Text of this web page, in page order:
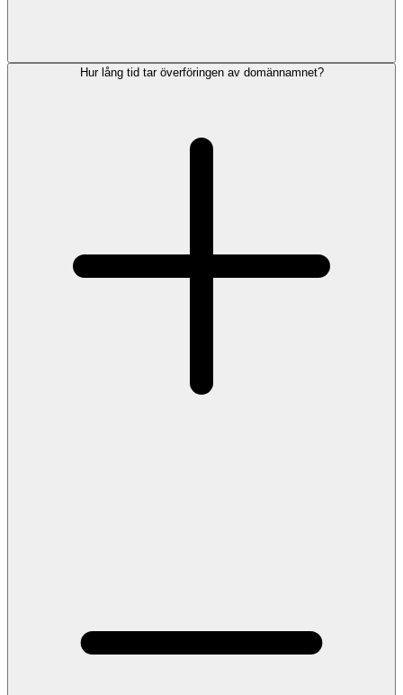
Hur lång tid tar överföringen av domännamnet?